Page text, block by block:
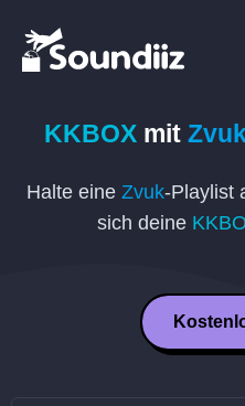
KKBOX mit
Halte eine Zvuk-Playlist
sich deine